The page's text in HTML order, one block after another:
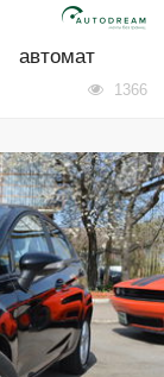
автомат
1366